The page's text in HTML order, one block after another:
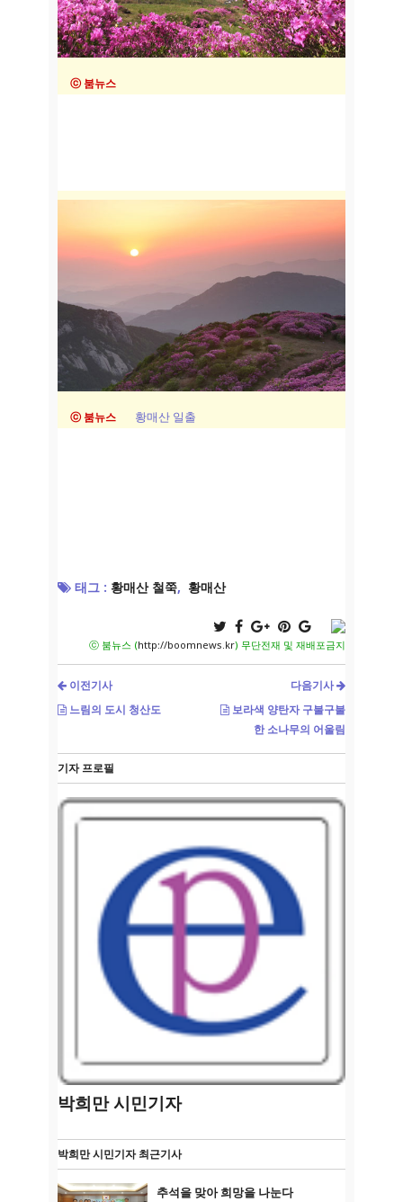
ⓒ 붐뉴스
ⓒ 붐뉴스 황매산 일출
태그 : 황매산 철쭉, 황매산
ⓒ 붐뉴스 (http://boomnews.kr) 무단전재 및 재배포금지
이전기사
느림의 도시 청산도
다음기사
보라색 양탄자 구불구불
한 소나무의 어울림
기자 프로필
박희만 시민기자
박희만 시민기자 최근기사
추석을 맞아 희망을 나눈다